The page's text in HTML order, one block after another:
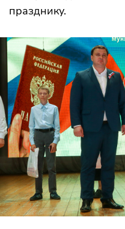
празднику.